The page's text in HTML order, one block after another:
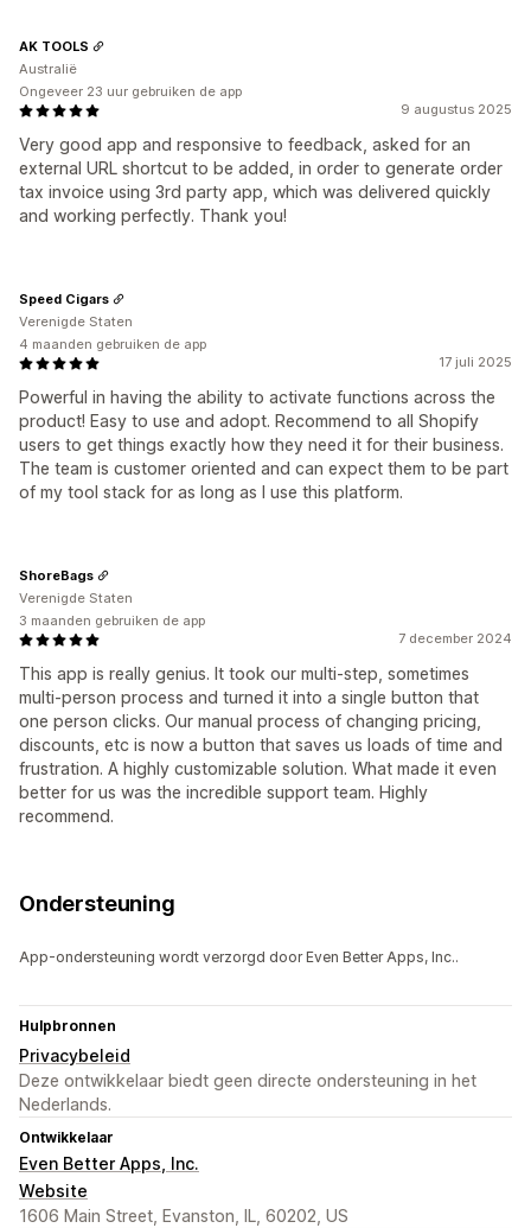
9 augustus 2025
Very good app and responsive to feedback, asked for an
external URL shortcut to be added, in order to generate order
tax invoice using 3rd party app, which was delivered quickly
and working perfectly. Thank you!
AK TOOLS
Australië
Ongeveer 23 uur gebruiken de app
17 juli 2025
Powerful in having the ability to activate functions across the
product! Easy to use and adopt. Recommend to all Shopify
users to get things exactly how they need it for their business.
The team is customer oriented and can expect them to be part
of my tool stack for as long as I use this platform.
Speed Cigars
Verenigde Staten
4 maanden gebruiken de app
7 december 2024
This app is really genius. It took our multi-step, sometimes
multi-person process and turned it into a single button that
one person clicks. Our manual process of changing pricing,
discounts, etc is now a button that saves us loads of time and
frustration. A highly customizable solution. What made it even
better for us was the incredible support team. Highly
recommend.
ShoreBags
Verenigde Staten
3 maanden gebruiken de app
Ondersteuning
App-ondersteuning wordt verzorgd door Even Better Apps, Inc..
Hulpbronnen
Privacybeleid
Deze ontwikkelaar biedt geen directe ondersteuning in het
Nederlands.
Ontwikkelaar
Even Better Apps, Inc.
Website
1606 Main Street, Evanston, IL, 60202, US